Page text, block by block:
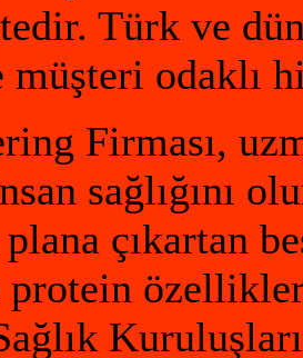
Türk ve
odaklı
Firması,
sağlığını
çıkartan
protein